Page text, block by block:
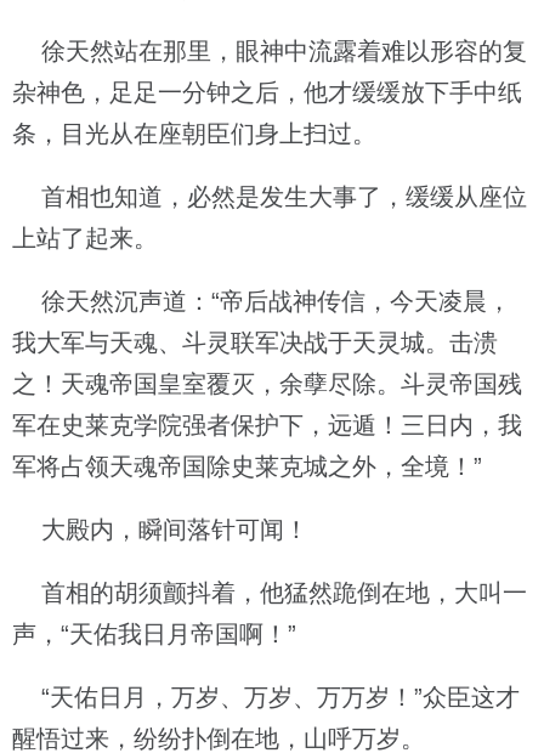
徐天然站在那里，眼神中流露着难以形容的复
杂神色，足足一分钟之后，他才缓缓放下手中纸
条，目光从在座朝臣们身上扫过。
首相也知道，必然是发生大事了，缓缓从座位
上站了起来。
徐天然沉声道：“帝后战神传信，今天凌晨，
我大军与天魂、斗灵联军决战于天灵城。击溃
之！天魂帝国皇室覆灭，余孽尽除。斗灵帝国残
军在史莱克学院强者保护下，远遁！三日内，我
军将占领天魂帝国除史莱克城之外，全境！”
大殿内，瞬间落针可闻！
首相的胡须颤抖着，他猛然跪倒在地，大叫一
声，“天佑我日月帝国啊！”
“天佑日月，万岁、万岁、万万岁！”众臣这才
醒悟过来，纷纷扑倒在地，山呼万岁。